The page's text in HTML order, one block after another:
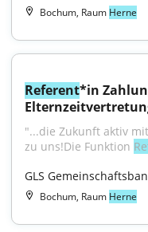
Bochum, Raum Herne
Referent*in
"...die Zukunft aktiv
zu uns!Die Funktion
GLS
Bochum, Raum Herne